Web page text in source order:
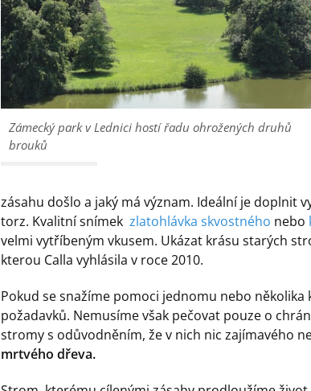
Zámecký park v Lednici hostí řadu ohrožených druhů
brouků
zásahu došlo a jaký má význam. Ideální je
torz. Kvalitní snímekzlatohlávka skvostného nebo
velmi vytříbeným vkusem. Ukázat krásu starých
kterou Calla vyhlásila v roce 2010.
Pokud se snažíme pomoci jednomu nebo
požadavků. Nemusíme však pečovat pouze o
stromy s odůvodněním, že v nich nic zajímavého
mrtvého dřeva.